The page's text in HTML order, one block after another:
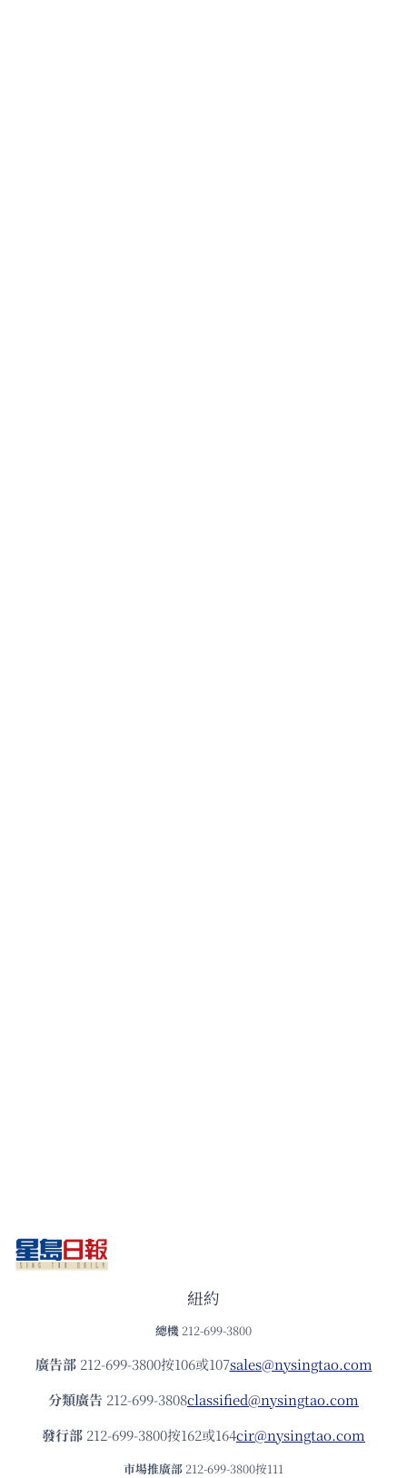
紐約
總機 212-699-3800
廣告部212-699-3800按106或107sales@nysingtao.com
分類廣告 212-699-3808classified@nysingtao.com
發⾏部 212-699-3800按162或164cir@nysingtao.com
市場推廣部 212-699-3800按111